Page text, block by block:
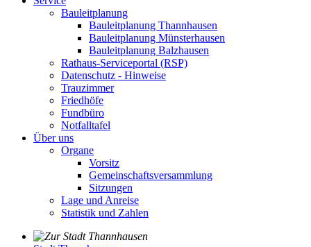
Bauleitplanung
Bauleitplanung Thannhausen
Bauleitplanung Münsterhausen
Bauleitplanung Balzhausen
Rathaus-Serviceportal (RSP)
Datenschutz - Hinweise
Trauzimmer
Friedhöfe
Fundbüro
Notfalltafel
Über uns
Organe
Vorsitz
Gemeinschaftsversammlung
Sitzungen
Lage und Anreise
Statistik und Zahlen